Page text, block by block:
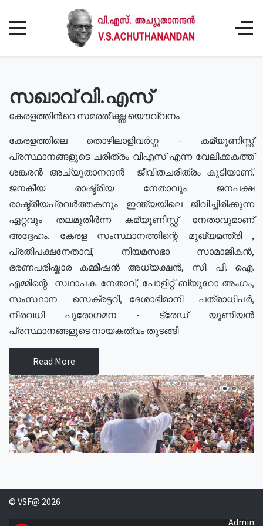
സഖാവ് വി.എസ്
കേരളത്തിൻറെ സമരതീക്ഷ്ണ യൌവ്വനം
കേരളത്തിലെ തൊഴിലാളിവർഗ്ഗ - കമ്യൂണിസ്റ്റ്
പ്രസ്ഥാനങ്ങളുടെ ചരിത്രം വിഎസ് എന്ന വേലിക്കകത്ത്
ശങ്കരൻ അച്യുതാനന്ദൻ ജീവിതചരിത്രം കൂടിയാണ്.
ജനകീയ രാഷ്ട്രീയ നേതാവും ജനപക്ഷ
രാഷ്ട്രീയപ്രവർത്തകനും ഇന്ത്യയിലെ ജീവിച്ചിരിക്കുന്ന
ഏറ്റവും തലമുതിർന്ന കമ്യൂണിസ്റ്റ് നേതാവുമാണ്
അദ്ദേഹം. കേരള സംസ്ഥാനത്തിന്റെ മുഖ്യമന്ത്രി ,
പ്രതിപക്ഷനേതാവ്, നിയമസഭാ സാമാജികൻ,
ഭരണപരിഷ്കാര കമ്മീഷൻ അധ്യക്ഷൻ, സി. പി. ഐ.
എമ്മിന്റെ സഥാപക നേതാവ്, പോളിറ്റ് ബ്യുറോ അംഗം,
സംസ്ഥാന സെക്രട്ടറി, ദേശാഭിമാനി പത്രാധിപർ,
നിരവധി പുരോഗമന - ട്രേഡ് യൂണിയൻ
പ്രസ്ഥാനങ്ങളുടെ നായകത്വം തുടങ്ങി
Read More
© VSF@ 2026
Admin